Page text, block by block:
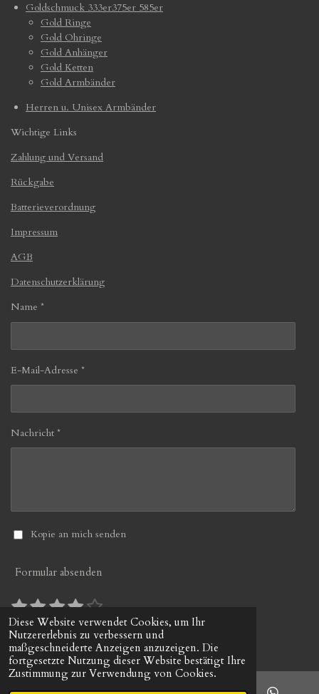
Diese Website verwendet Cookies, um Ihr
Nutzererlebnis zu verbessern und
maßgeschneiderte Anzeigen anzuzeigen. Die
fortgesetzte Nutzung dieser Website bestätigt Ihre
Zustimmung zur Verwendung von Cookies.
Goldschmuck 333er375er 585er
Gold Ringe
Gold Ohringe
Gold Anhänger
Gold Ketten
Gold Armbänder
Herren u. Unisex Armbänder
Wichtige Links
Zahlung und Versand
Rückgabe
Batterieverordnung
Impressum
AGB
Datenschutzerklärung
Name *
E-Mail-Adresse *
Nachricht *
Kopie an mich senden
Formular absenden
B
e
w
e
r
t
1
S
t
e
r
2
S
t
e
r
3
S
t
e
r
4
S
t
e
r
5
S
t
e
r
B
e
w
e
r
t
10 Stimmen
© 2022 - 2026 gerds-uhrenshop.de